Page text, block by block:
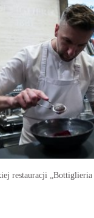
restauracji „Bottiglieria